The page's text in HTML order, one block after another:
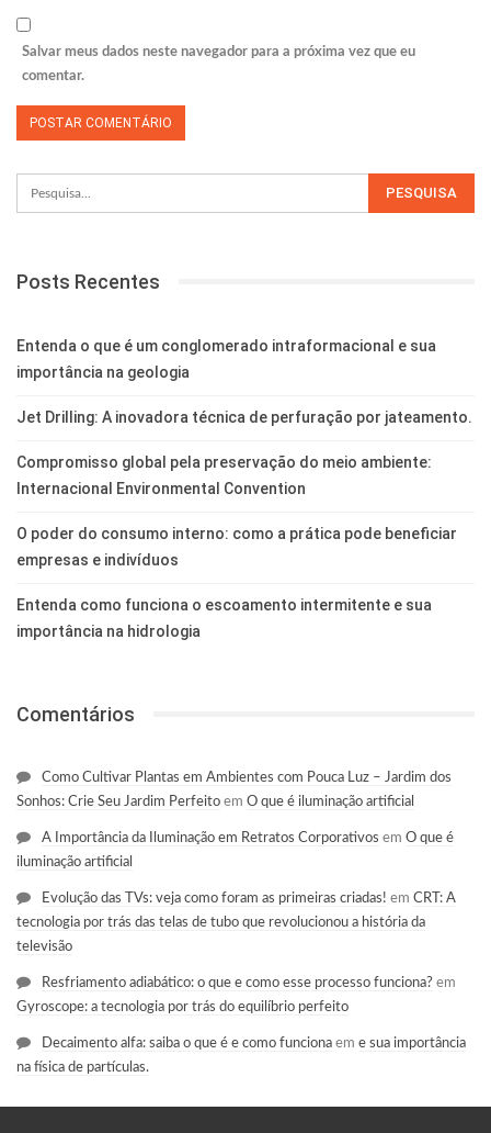
Salvar meus dados neste navegador para a próxima vez que eu
comentar.
Posts Recentes
Entenda o que é um conglomerado intraformacional e sua
importância na geologia
Jet Drilling: A inovadora técnica de perfuração por jateamento.
Compromisso global pela preservação do meio ambiente:
Internacional Environmental Convention
O poder do consumo interno: como a prática pode beneficiar
empresas e indivíduos
Entenda como funciona o escoamento intermitente e sua
importância na hidrologia
Comentários
Como Cultivar Plantas em Ambientes com Pouca Luz – Jardim dos
Sonhos: Crie Seu Jardim Perfeito em O que é iluminação artificial
A Importância da Iluminação em Retratos Corporativos em O que é
iluminação artificial
Evolução das TVs: veja como foram as primeiras criadas! em CRT: A
tecnologia por trás das telas de tubo que revolucionou a história da
televisão
Resfriamento adiabático: o que e como esse processo funciona? em
Gyroscope: a tecnologia por trás do equilíbrio perfeito
Decaimento alfa: saiba o que é e como funciona em e sua importância
na física de partículas.